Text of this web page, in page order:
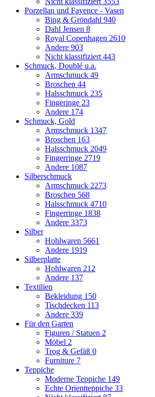
Porzellan und Fayence - Vasen
Bing & Gröndahl 940
Dahl Jensen 8
Royal Copenhagen 2610
Andere 903
Nicht klassifiziert 443
Schmuck, Doublé u.a.
Armschmuck 49
Broschen 44
Halsschmuck 235
Fingeringe 23
Andere 174
Schmuck, Gold
Armschmuck 1347
Broschen 163
Halsschmuck 2049
Fingerringe 2719
Andere 1087
Silberschmuck
Armschmuck 2273
Broschen 568
Halsschmuck 4710
Fingerringe 1838
Andere 3373
Silber
Hohlwaren 5661
Andere 1919
Silberplatte
Hohlwaren 212
Andere 137
Textilien
Bekleidung 150
Tischdecken 113
Andere 339
Für den Garten
Figuren / Statuen 2
Möbel 2
Trog & Gefäß 0
Furniture 7
Teppiche
Moderne Teppiche 149
Echte Orientteppiche 33